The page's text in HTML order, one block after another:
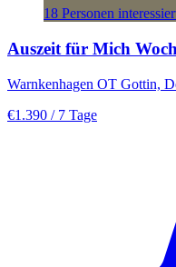
18 Personen
Auszeit für Mich
Warnkenhagen OT Gottin,
€1.390 / 7 Tage